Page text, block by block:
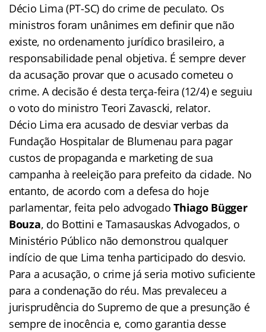
Décio Lima (PT-SC) do crime de peculato. Os
ministros foram unânimes em definir que não
existe, no ordenamento jurídico brasileiro, a
responsabilidade penal objetiva. É sempre dever
da acusação provar que o acusado cometeu o
crime. A decisão é desta terça-feira (12/4) e seguiu
o voto do ministro Teori Zavascki, relator.
Décio Lima era acusado de desviar verbas da
Fundação Hospitalar de Blumenau para pagar
custos de propaganda e marketing de sua
campanha à reeleição para prefeito da cidade. No
entanto, de acordo com a defesa do hoje
parlamentar, feita pelo advogadoThiago Bügger
Bouza, do Bottini e Tamasauskas Advogados, o
Ministério Público não demonstrou qualquer
indício de que Lima tenha participado do desvio.
Para a acusação, o crime já seria motivo suficiente
para a condenação do réu. Mas prevaleceu a
jurisprudência do Supremo de que a presunção é
sempre de inocência e, como garantia desse